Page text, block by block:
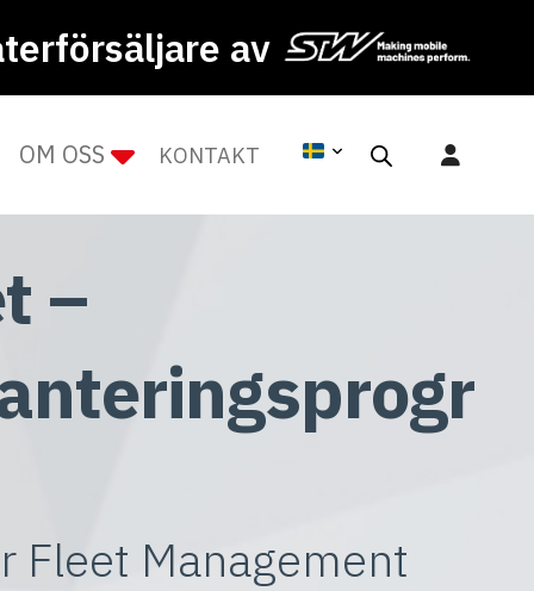
av
OM OSS KONTAKT
–
Fleet Management